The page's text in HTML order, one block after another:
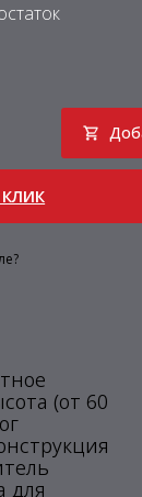
(от 60
для